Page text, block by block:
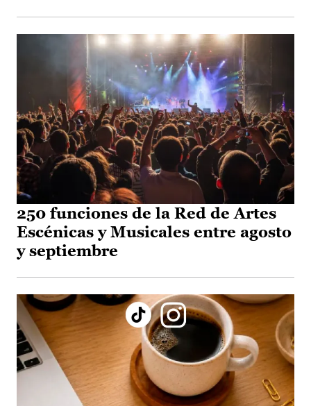
250 funciones de la Red de Artes
Escénicas y Musicales entre agosto
y septiembre